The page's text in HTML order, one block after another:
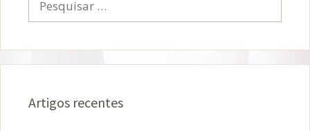
por:
Artigos recentes